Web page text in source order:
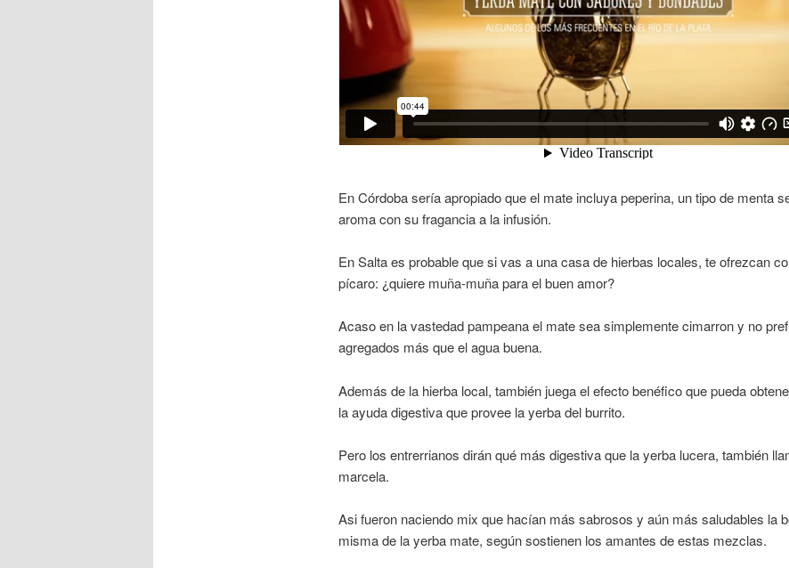
En Córdoba sería apropiado que el mate incluya peperina, un tipo de menta
aroma con su fragancia a la infusión.
En Salta es probable que si vas a una casa de hierbas locales, te ofrezcan
pícaro: ¿quiere muña-muña para el buen amor?
Acaso en la vastedad pampeana el mate sea simplemente cimarron y no
agregados más que el agua buena.
Además de la hierba local, también juega el efecto benéfico que pueda
la ayuda digestiva que provee la yerba del burrito.
Pero los entrerrianos dirán qué más digestiva que la yerba lucera, también
marcela.
Asi fueron naciendo mix que hacían más sabrosos y aún más saludables la
misma de la yerba mate, según sostienen los amantes de estas mezclas.